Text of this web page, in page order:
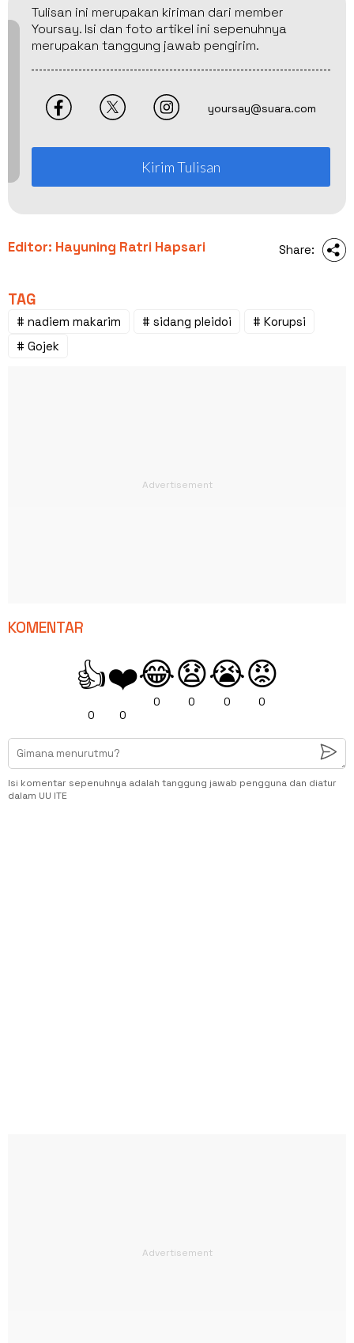
Tulisan ini merupakan kiriman dari member
Yoursay. Isi dan foto artikel ini sepenuhnya
merupakan tanggung jawab pengirim.
yoursay@suara.com
Kirim Tulisan
Editor: Hayuning Ratri Hapsari Share:
TAG
# nadiem makarim # sidang pleidoi
# Korupsi
# Gojek
KOMENTAR
👍
0
❤️
0
😂
0
😧
0
😭
0
😡
0
Isi komentar sepenuhnya adalah tanggung jawab pengguna dan diatur
dalam UU ITE